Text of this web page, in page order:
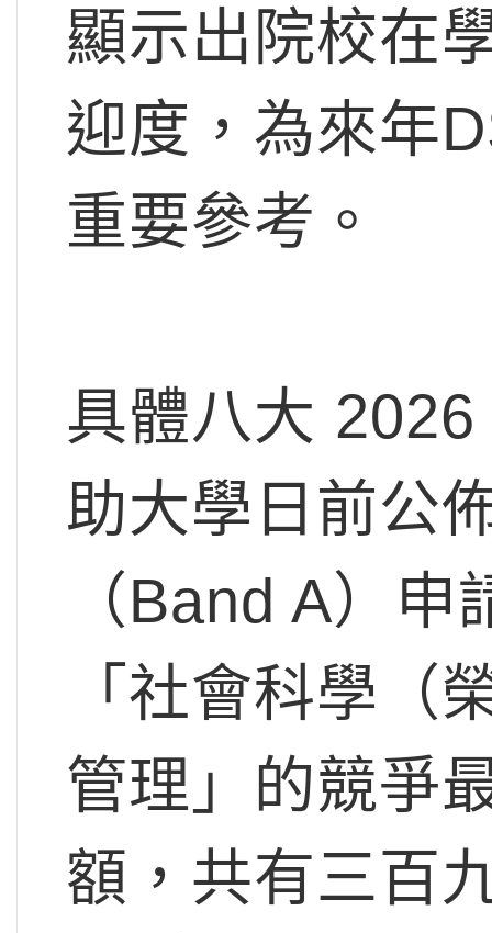
顯示出院校在
迎度，為來年
重要參考。
具體八大
助大學日前公
（Band A）
「社會科學（
管理」的競爭
額，共有三百